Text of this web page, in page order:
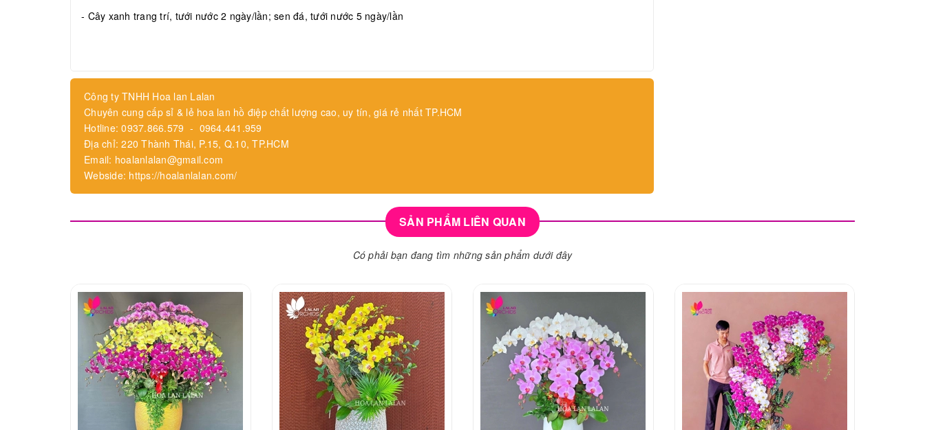
- Cây xanh trang trí, tưới nước 2 ngày/lần; sen đá, tưới nước 5 ngày/lần
Công ty TNHH Hoa lan Lalan
Chuyên cung cấp sỉ & lẻ hoa lan hồ điệp chất lượng cao, uy tín, giá rẻ nhất TP.HCM
Hotline: 0937.866.579 - 0964.441.959
Địa chỉ: 220 Thành Thái, P.15, Q.10, TP.HCM
Email: hoalanlalan@gmail.com
Webside: https://hoalanlalan.com/
SẢN PHẨM LIÊN QUAN
Có phải bạn đang tìm những sản phẩm dưới đây